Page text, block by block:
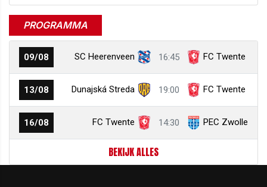
PROGRAMMA
09/08 SC Heerenveen 16:45 FC Twente
13/08 Dunajská Streda 19:00 FC Twente
16/08 FC Twente 14:30 PEC Zwolle
BEKIJK ALLES